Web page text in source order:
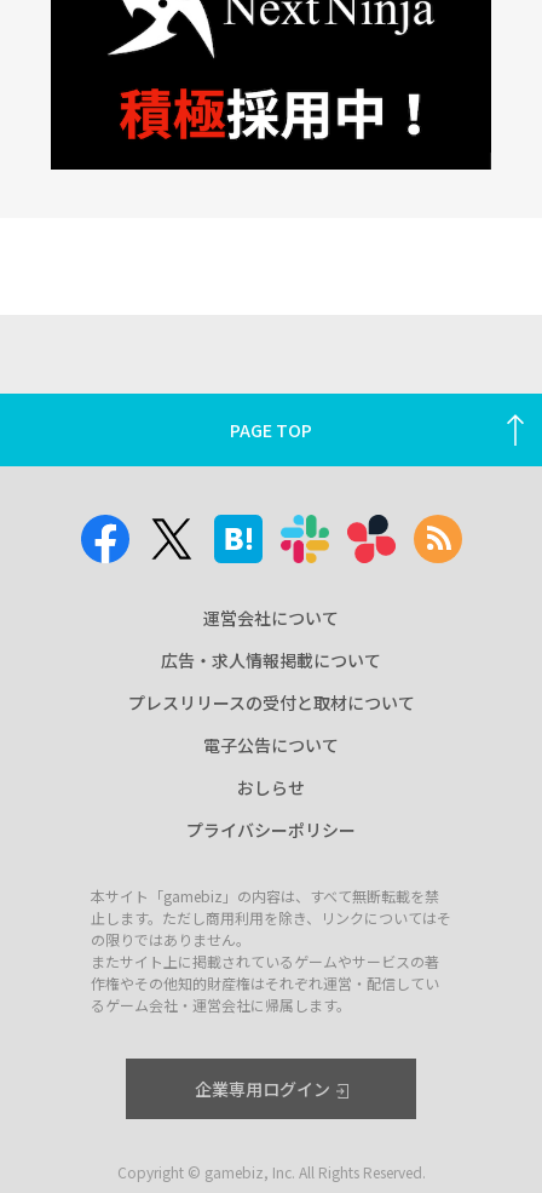
PAGE TOP
運営会社について
広告・求人情報掲載について
プレスリリースの受付と取材について
電子公告について
おしらせ
プライバシーポリシー
本サイト「gamebiz」の内容は、すべて無断転載を禁
止します。ただし商用利用を除き、リンクについてはそ
の限りではありません。
またサイト上に掲載されているゲームやサービスの著
作権やその他知的財産権はそれぞれ運営・配信してい
るゲーム会社・運営会社に帰属します。
企業専用ログイン
Copyright © gamebiz, Inc. All Rights Reserved.